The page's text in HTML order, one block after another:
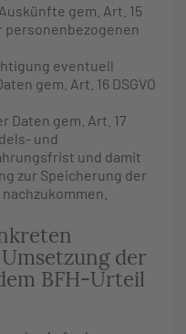
gem. Art. 15
personenbezogenen
eventuell
gem. Art. 16 DSGVO
Daten gem. Art. 17
und
und damit
zur Speicherung der
der
BFH-Urteil